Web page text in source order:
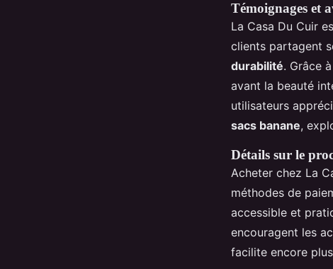
Témoignages et
La Casa Du Cuir
clients partagent
durabilité. Grâce
avant la beauté
utilisateurs
sacs banane,
Détails sur le
Acheter chez La
méthodes de
accessible et
encouragent les
facilite encore